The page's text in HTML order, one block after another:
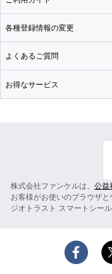
各種登録情報の変更
よくあるご質問
お得なサービス
株式会社ファンケルは、 公益
お客様がお使いのブラウザ
ジオトラスト スマートシー